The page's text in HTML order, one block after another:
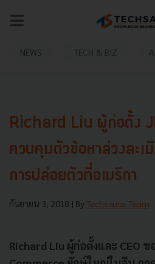
NEWS TECH & BIZ
Richard Liu ผู้ก่อตั้ง
ควบคุมตัวข้อหาล่วงละเ
การปล่อยตัวที่อเมริกา
กันยายน 3, 2018 | By Techsauce Team
Richard Liu ผู้ก่อตั้งและ CEO ข